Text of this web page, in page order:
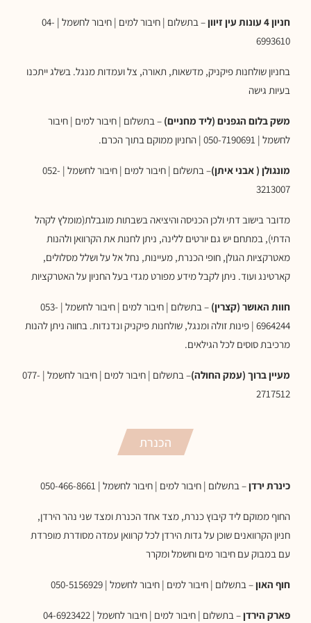
חניון 4 עונות עין זיוון
– בתשלום | חיבור למים | חיבור לחשמל | 04-
6993610
בחניון שולחנות פיקניק, מדשאות, תאורה, צל ועמדות מנגל. בשלג ייתכנו
בעיות גישה
משק בלום הגפנים (ליד מחניים) – בתשלום | חיבור למים | חיבור
לחשמל | 050-7190691 | החניון ממוקם בתוך הכרם.
מונגולן ( אבני איתן)
– בתשלום | חיבור למים | חיבור לחשמל | 052-
3213007
מדובר בישוב דתי ולכן הכניסה והיציאה בשבתות מוגבלת(מומלץ לקהל
הדתי), במתחם יש גם יורטים ללינה, ניתן לחנות את הקרוואן ולהנות
מאטרקציות הגולן, חופי הכנרת, מעיינות, נחל אל על ושלל מסלולים,
קארטינג ועוד. ניתן לקבל מידע מפורט מגדי בעל החניון על האטרקציות
חוות האושר (קצרין)
– בתשלום | חיבור למים | חיבור לחשמל | 053-
6964244 | פינות זולה ומנגל, שולחנות פיקניק ונדנדות. בחווה ניתן להנות
מרכיבת סוסים לכל הגילאים.
מעיין ברוך (עמק החולה)
– בתשלום | חיבור למים | חיבור לחשמל | 077-
2717512
הכנרת
כינרת ירדן– בתשלום | חיבור למים | חיבור לחשמל | 050-466-8661
החוף ממוקם ליד קיבוץ כנרת, מצד אחד הכנרת ומצד שני נהר הירדן,
חניון הקרוואנים שוכן על גדות הירדן לכל קרוואן עמדה מסודרת מופרדת
עם במבוק עם חיבור מים וחשמל ומקרר
חוף האון– בתשלום | חיבור למים | חיבור לחשמל | 050-5156929
פארק הירדן– בתשלום | חיבור למים | חיבור לחשמל | 04-6923422